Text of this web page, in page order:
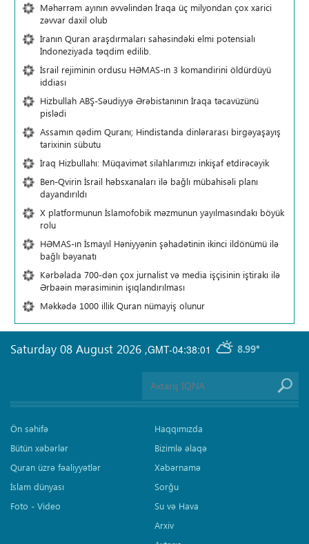
Məhərrəm ayının əvvəlindən İraqa üç milyondan çox xarici
zəvvar daxil olub
İranın Quran araşdırmaları sahəsindəki elmi potensialı
İndoneziyada təqdim edilib.
İsrail rejiminin ordusu HƏMAS-ın 3 komandirini öldürdüyü
iddiası
Hizbullah ABŞ-Səudiyyə Ərəbistanının İraqa təcavüzünü
pislədi
Assamın qədim Quranı; Hindistanda dinlərarası birgəyaşayış
tarixinin sübutu
İraq Hizbullahı: Müqavimət silahlarımızı inkişaf etdirəcəyik
Ben-Qvirin İsrail həbsxanaları ilə bağlı mübahisəli planı
dayandırıldı
X platformunun İslamofobik məzmunun yayılmasındakı böyük
rolu
HƏMAS-ın İsmayıl Həniyyənin şəhadətinin ikinci ildönümü ilə
bağlı bəyanatı
Kərbəlada 700-dən çox jurnalist və media işçisinin iştirakı ilə
Ərbaəin mərasiminin işıqlandırılması
Məkkədə 1000 illik Quran nümayiş olunur
GMT-04:38:01 8.99°
Saturday 08 August 2026 ,
Ön səhifə
Bütün xəbərlər
Quran üzrə fəaliyyətlər
İslam dünyası
Foto - Video
Haqqımızda
Bizimlə əlaqə
Xəbərnamə
Sorğu
Su və Hava
Arxiv